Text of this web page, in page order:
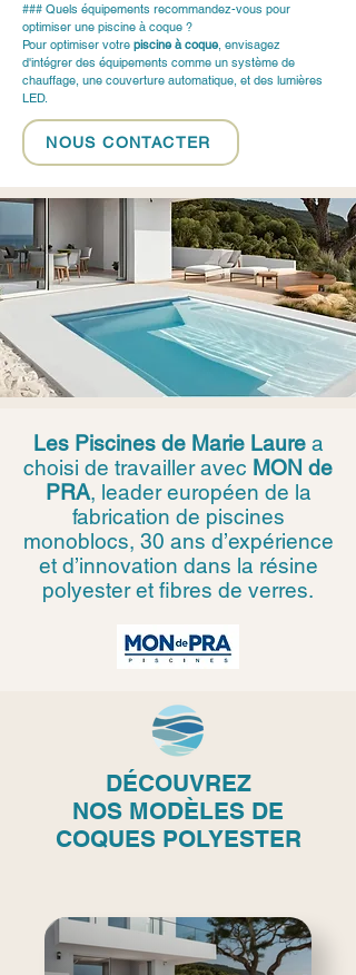
### Quels équipements recommandez-vous pour
optimiser une piscine à coque ?
Pour optimiser votre piscine à coque, envisagez
d'intégrer des équipements comme un système de
chauffage, une couverture automatique, et des lumières
LED.
NOUS CONTACTER
Les Piscines de Marie Laurea
choisi de travailler avec MON de
PRA, leader européen de la
fabrication de piscines
monoblocs, 30 ans d’expérience
et d’innovation dans la résine
polyester et fibres de verres.
DÉCOUVREZ
NOS MODÈLES DE
COQUES POLYESTER